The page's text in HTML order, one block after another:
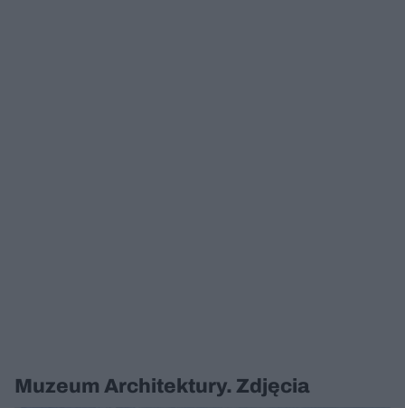
Muzeum Architektury. Zdjęcia